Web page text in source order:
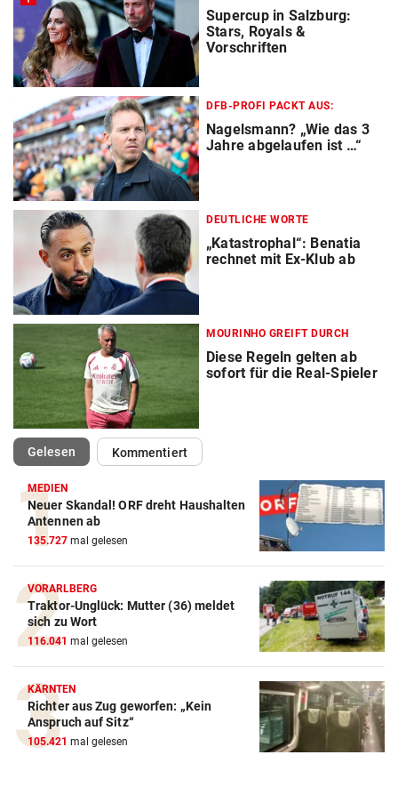
Supercup in Salzburg:
Stars, Royals &
Vorschriften
DFB-PROFI PACKT AUS:
Nagelsmann? „Wie das 3
Jahre abgelaufen ist …“
DEUTLICHE WORTE
„Katastrophal“: Benatia
rechnet mit Ex-Klub ab
MOURINHO GREIFT DURCH
Diese Regeln gelten ab
sofort für die Real-Spieler
Gelesen(ausgewählt)Kommentiert
MEDIEN
Neuer Skandal! ORF dreht Haushalten
Antennen ab
135.727 mal gelesen
VORARLBERG
Traktor-Unglück: Mutter (36) meldet
sich zu Wort
116.041 mal gelesen
KÄRNTEN
Richter aus Zug geworfen: „Kein
Anspruch auf Sitz“
105.421 mal gelesen
Action-Cam Vergleich
ZUM VERGLEICH
Crosstrainer Vergleich
ZUM VERGLEICH
E-Bike Vergleich
ZUM VERGLEICH
Elektro-Scooter Vergleich